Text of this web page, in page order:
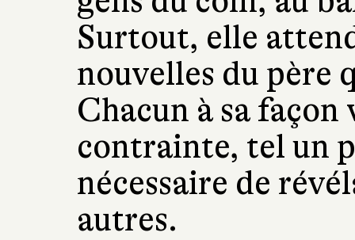
Surtout, elle
nouvelles du père
Chacun à sa
contrainte, tel un
nécessaire de
autres.